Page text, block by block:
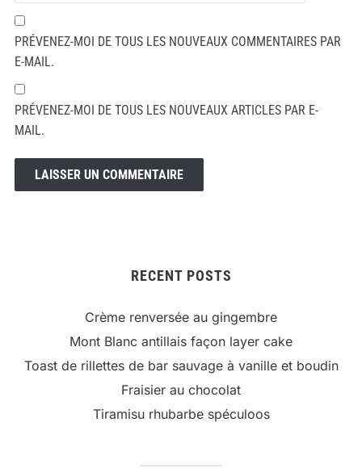
PRÉVENEZ-MOI DE TOUS LES NOUVEAUX COMMENTAIRES PAR
E-MAIL.
PRÉVENEZ-MOI DE TOUS LES NOUVEAUX ARTICLES PAR E-
MAIL.
RECENT POSTS
Crème renversée au gingembre
Mont Blanc antillais façon layer cake
Toast de rillettes de bar sauvage à vanille et boudin
Fraisier au chocolat
Tiramisu rhubarbe spéculoos